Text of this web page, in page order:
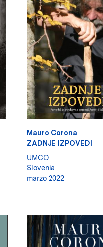
Mauro Corona
ZADNJE IZPOVEDI
UMCO
Slovenia
marzo 2022